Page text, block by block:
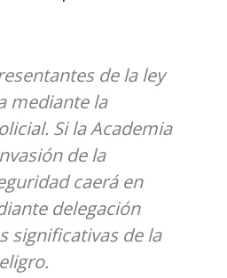
de la ley
mediante la
Si la Academia
de la
caerá en
delegación
significativas de la